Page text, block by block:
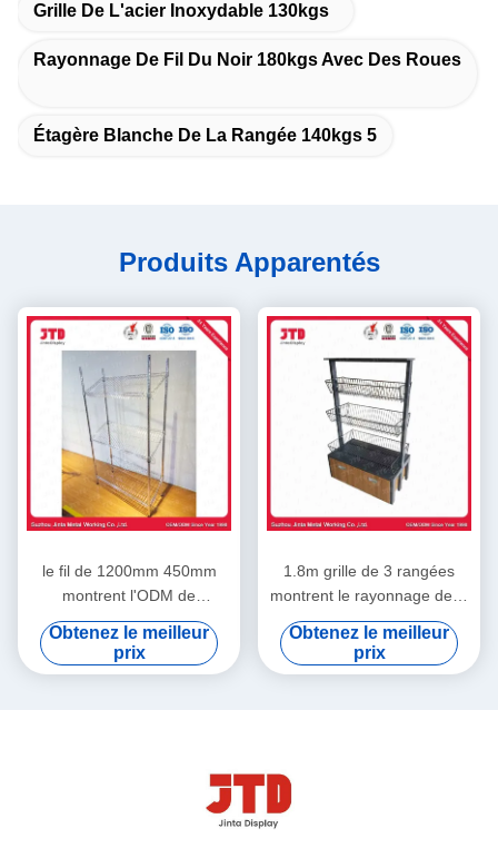
Grille De L'acier Inoxydable 130kgs
Rayonnage De Fil Du Noir 180kgs Avec Des Roues
Étagère Blanche De La Rangée 140kgs 5
Produits Apparentés
le fil de 1200mm 450mm
montrent l'ODM de
rayonnage support d'acier
inoxydable de 4 couches
Obtenez le meilleur
prix
1.8m grille de 3 rangées
montrent le rayonnage de fil
du noir 180kgs avec des
roues
Obtenez le meilleur
prix